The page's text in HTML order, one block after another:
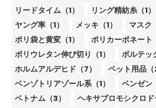
リードタイム（1）
リング精紡糸（1）
ヤング率（1）
メッキ（1）
マスク
ポリ袋と黄変（1）
ポリカーボネート
ポリウレタン伸び切り（1）
ボルテッ
ホルムアルデヒド（7）
ペット用品（
ベンゾトリアゾール系（1）
ベンゼン
ベトナム（3）
ヘキサブロモシクロド